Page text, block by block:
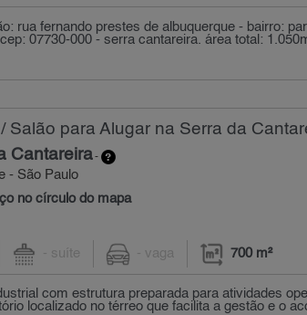
rua fernando prestes de albuquerque - bairro:
07730-000 - serra cantareira. área total:
Salão para Alugar na Serra da
Cantareira-
- São Paulo
no círculo do mapa
- suíte - vaga 700 m²
com estrutura preparada para atividades
localizado no térreo que facilita a gestão e o